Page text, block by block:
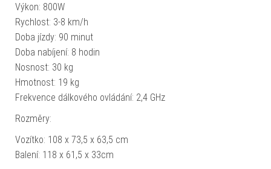
Výkon: 800W
Rychlost: 3-8 km/h
Doba jízdy: 90 minut
Doba nabíjení: 8 hodin
Nosnost: 30 kg
Hmotnost: 19 kg
Frekvence dálkového ovládání: 2,4 GHz
Rozměry:
Vozítko: 108 x 73,5 x 63,5 cm
Balení: 118 x 61,5 x 33cm